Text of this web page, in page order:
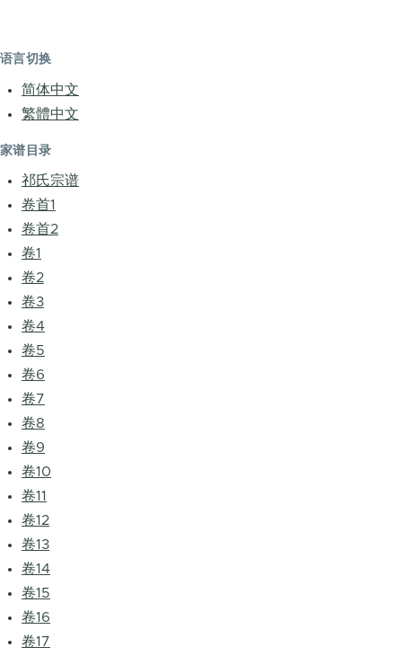
语言切换
简体中文
繁體中文
家谱目录
祁氏宗谱
卷首1
卷首2
卷1
卷2
卷3
卷4
卷5
卷6
卷7
卷8
卷9
卷10
卷11
卷12
卷13
卷14
卷15
卷16
卷17